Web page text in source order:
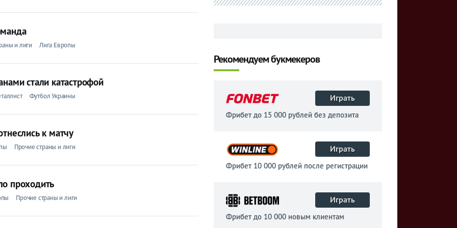
и лиги Лига Европы
стали катастрофой
Футбол Украины
к матчу
Прочие страны и лиги
проходить
Прочие страны и лиги
Рекомендуем букмекеров
Играть
Фрибет до 15 000 рублей без депозита
Играть
Фрибет 10 000 рублей после регистрации
Играть
Фрибет до 10 000 новым клиентам